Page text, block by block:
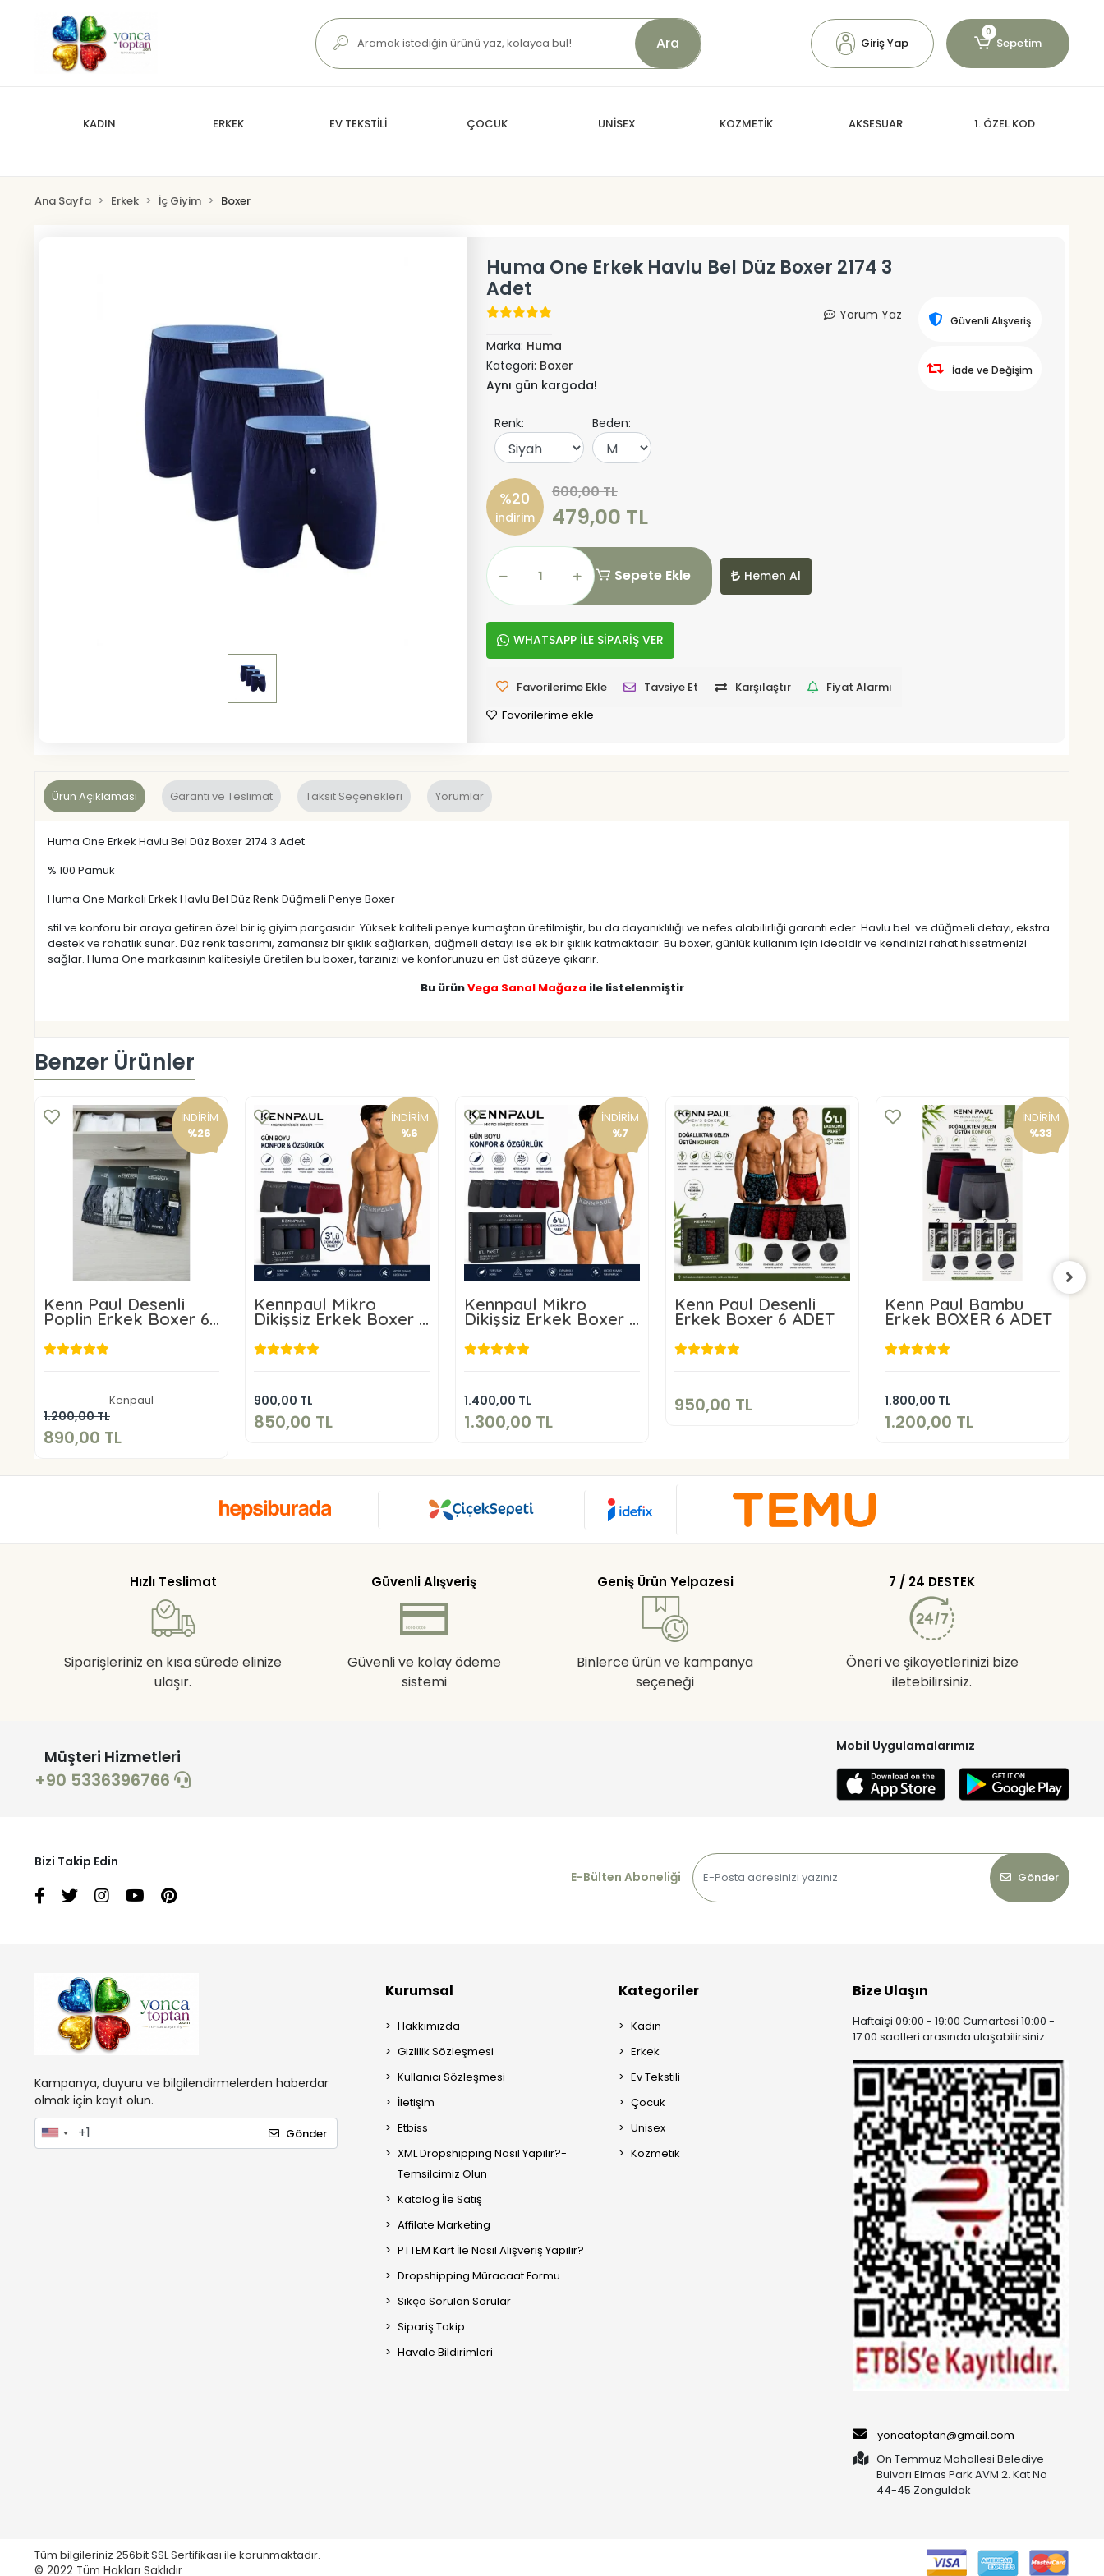
Ara Giriş Yap
0
Sepetim
KADIN ERKEK EV TEKSTİLİ ÇOCUK UNİSEX KOZMETİK AKSESUAR 1. ÖZEL KOD
Ana Sayfa Erkek İç Giyim Boxer
Huma One Erkek Havlu Bel Düz Boxer 2174 3
Adet
Yorum Yaz
Marka: Huma
Kategori: Boxer
Aynı gün kargoda!
Renk: Beden:
%20
indirim
600,00 TL
479,00 TL
Sepete Ekle Hemen Al
WHATSAPP İLE SİPARİŞ VER
Favorilerime Ekle Tavsiye Et Karşılaştır
Fiyat Alarmı
Favorilerime ekle
Güvenli Alışveriş
İade ve Değişim
Ürün Açıklaması Garanti ve Teslimat Taksit Seçenekleri Yorumlar
Huma One Erkek Havlu Bel Düz Boxer 2174 3 Adet
% 100 Pamuk
Huma One Markalı Erkek Havlu Bel Düz Renk Düğmeli Penye Boxer
stil ve konforu bir araya getiren özel bir iç giyim parçasıdır. Yüksek kaliteli penye kumaştan üretilmiştir, bu da dayanıklılığı ve nefes alabilirliği garanti eder. Havlu bel ve düğmeli detayı, ekstra
destek ve rahatlık sunar. Düz renk tasarımı, zamansız bir şıklık sağlarken, düğmeli detayı ise ek bir şıklık katmaktadır. Bu boxer, günlük kullanım için idealdir ve kendinizi rahat hissetmenizi
sağlar. Huma One markasının kalitesiyle üretilen bu boxer, tarzınızı ve konforunuzu en üst düzeye çıkarır.
Bu ürünVega Sanal Mağaza ile listelenmiştir
Benzer Ürünler
İNDİRİM
%26
Kenn Paul Desenli
Poplin Erkek Boxer 6
Adet
Kenpaul
1.200,00 TL
890,00 TL
Sepete Ekle
İNDİRİM
%6
Kennpaul Mikro
Dikişsiz Erkek Boxer 3
Lü Paket
900,00 TL
850,00 TL
İNDİRİM
%7
Kennpaul Mikro
Dikişsiz Erkek Boxer 6
Lı Paket
1.400,00 TL
1.300,00 TL
Sepete Ekle
Kenn Paul Desenli
Erkek Boxer 6 ADET
950,00 TL
950,00 TL
İNDİRİM
%33
Kenn Paul Bambu
Erkek BOXER 6 ADET
1.800,00 TL
1.200,00 TL
Sepete Ekle
Hızlı Teslimat
Siparişleriniz en kısa sürede elinize
ulaşır.
Güvenli Alışveriş
Güvenli ve kolay ödeme
sistemi
Geniş Ürün Yelpazesi
Binlerce ürün ve kampanya
seçeneği
7 / 24 DESTEK
Öneri ve şikayetlerinizi bize
iletebilirsiniz.
Müşteri Hizmetleri
+90 5336396766
Mobil Uygulamalarımız
Bizi Takip Edin
E-Bülten Aboneliği
Gönder
Kampanya, duyuru ve bilgilendirmelerden haberdar
olmak için kayıt olun.
Gönder
Kurumsal
Hakkımızda
Gizlilik Sözleşmesi
Kullanıcı Sözleşmesi
İletişim
Etbiss
XML Dropshipping Nasıl Yapılır?-
Temsilcimiz Olun
Katalog İle Satış
Affilate Marketing
PTTEM Kart İle Nasıl Alışveriş Yapılır?
Dropshipping Müracaat Formu
Sıkça Sorulan Sorular
Sipariş Takip
Havale Bildirimleri
Kategoriler
Kadın
Erkek
Ev Tekstili
Çocuk
Unisex
Kozmetik
Bize Ulaşın
Haftaiçi 09:00 - 19:00 Cumartesi 10:00 -
17:00 saatleri arasında ulaşabilirsiniz.
yoncatoptan@gmail.com
On Temmuz Mahallesi Belediye
Bulvarı Elmas Park AVM 2. Kat No
44-45 Zonguldak
Tüm bilgileriniz 256bit SSL Sertifikası ile korunmaktadır.
© 2022 Tüm Hakları Saklıdır